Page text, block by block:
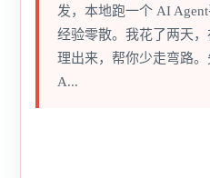
发，本地跑一个 AI
经验零散。我花了两天
理出来，帮你少走弯路
A...